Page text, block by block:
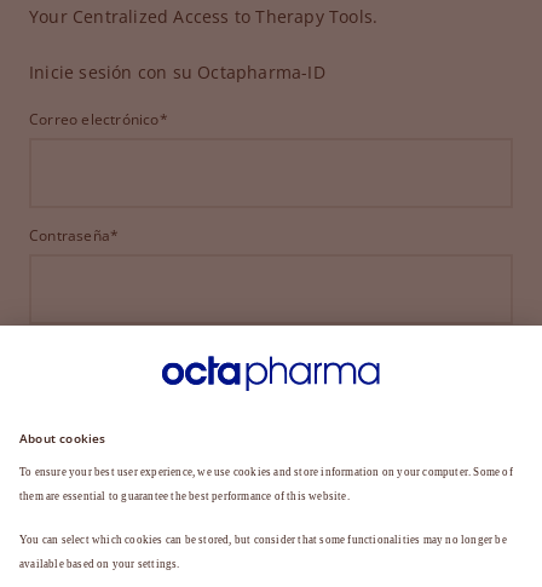
Your Centralized Access to Therapy Tools.
Inicie sesión con su Octapharma-ID
Correo electrónico*
Contraseña*
INICIAR SESIÓN
¿HA OLVIDADO SU CONTRASEÑA?
¿Aún no es miembro?